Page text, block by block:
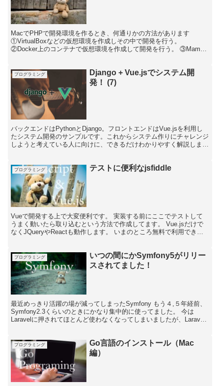
MacでPHPで開発環境を作るとき、何通りかの方法があります
①VirtualBoxなどの仮想環境を作成しその中で開発を行う。
②Docker上のコンテナで仮想環境を作成して開発を行う。 ③Mamp
プログラミング
Django + Vue.jsでシステム開
発！ (7)
バックエンドはPythonとDjango。フロントエンドはVue.jsを利用し
たシステム開発のサンプルです。これからシステム作りにチャレンジ
しようと考えている人に向けに、できるだけわかりやすく解説しま
プログラミング テストに便利なjsfiddle
Vueで開発する上で大変便利です。 実装する前にここでテストして
うまく動いたら取り込むという方法で作成してます。 Vue.jsだけで
なくJQueryやReactも動作します。 いまのところ無料で利用できる
プログラミング
いつの間にかSymfony5がリリー
スされてました！
最近めっきり活躍の場が減ってしまったSymfony もう４,５年経前、
Symfony2.3くらいのときにかなり集中的に使ってました。 今は
Laravelに押されてほとんど使わなくなってしまいましたが、Laravel
プログラミング
Go言語のインストール（Mac
編）